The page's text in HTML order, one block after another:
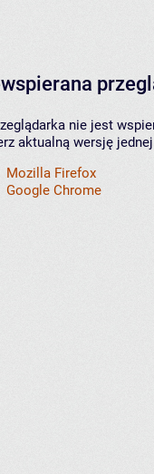
nie jest
aktualną wersję
Mozilla Firefox
Google Chrome